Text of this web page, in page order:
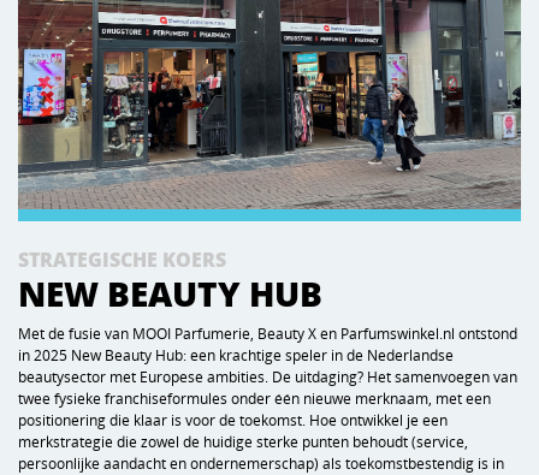
STRATEGISCHE KOERS
NEW BEAUTY HUB
Met de fusie van MOOI Parfumerie, Beauty X en Parfumswinkel.nl ontstond
in 2025 New Beauty Hub: een krachtige speler in de Nederlandse
beautysector met Europese ambities. De uitdaging? Het samenvoegen van
twee fysieke franchiseformules onder één nieuwe merknaam, met een
positionering die klaar is voor de toekomst. Hoe ontwikkel je een
merkstrategie die zowel de huidige sterke punten behoudt (service,
persoonlijke aandacht en ondernemerschap) als toekomstbestendig is in